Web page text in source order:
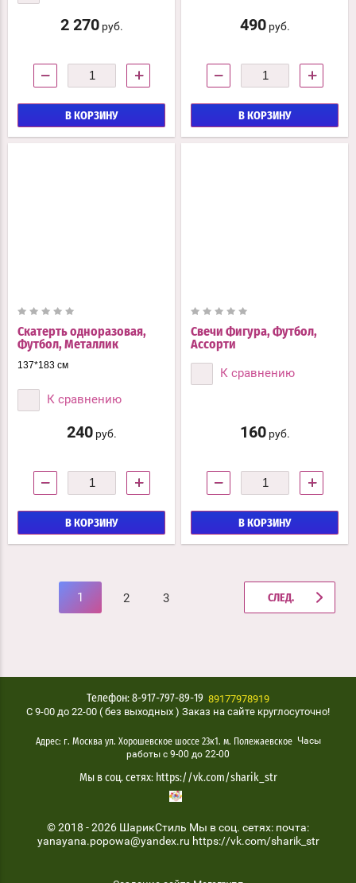
2 270руб.
− +
В КОРЗИНУ
490руб.
− +
В КОРЗИНУ
Скатерть одноразовая,
Футбол, Металлик
137*183 см
К сравнению
240руб.
− +
В КОРЗИНУ
Свечи Фигура, Футбол,
Ассорти
К сравнению
160руб.
− +
В КОРЗИНУ
1 2 3 СЛЕД.
Телефон: 8-917-797-89-19 89177978919
C 9-00 до 22-00 ( без выходных ) Заказ на сайте круглосуточно!
Адрес: г. Москва ул. Хорошевское шоссе 23к1. м. Полежаевское Часы
работы с 9-00 до 22-00
Мы в соц. сетях: https://vk.com/sharik_str
© 2018 - 2026 ШарикСтиль Мы в соц. сетях: почта:
yanayana.popowa@yandex.ru https://vk.com/sharik_str